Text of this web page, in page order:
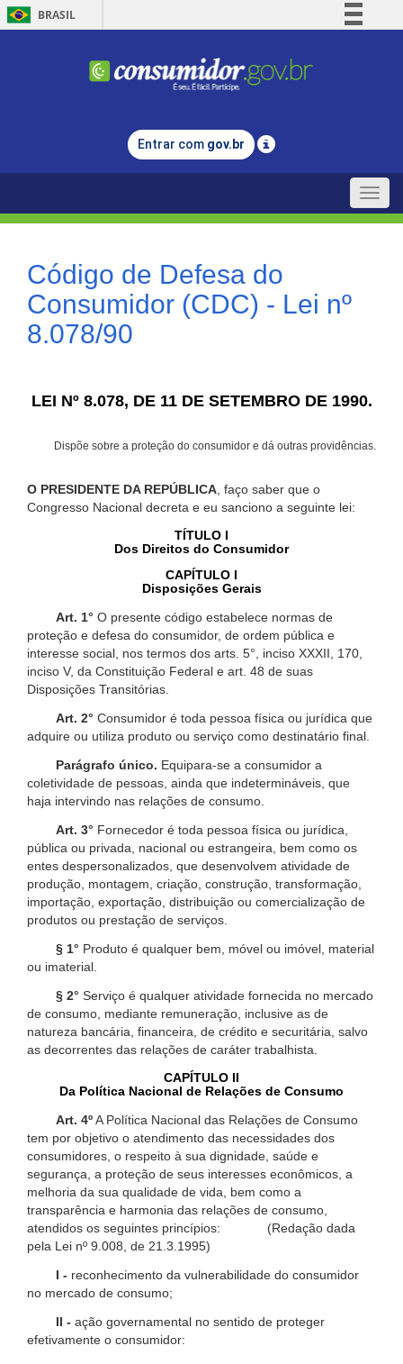
BRASIL
Comunica BR
Legislação
Entrar com gov.br
Toggle
Código de Defesa do
Consumidor (CDC) - Lei nº
8.078/90
LEI Nº 8.078, DE 11 DE SETEMBRO DE 1990.
Dispõe sobre a proteção do consumidor e dá outras providências.
O PRESIDENTE DA REPÚBLICA , faço saber que o
Congresso Nacional decreta e eu sanciono a seguinte lei:
TÍTULO I
Dos Direitos do Consumidor
CAPÍTULO I
Disposições Gerais
Art. 1° O presente código estabelece normas de
proteção e defesa do consumidor, de ordem pública e
interesse social, nos termos dos arts. 5°, inciso XXXII, 170,
inciso V, da Constituição Federal e art. 48 de suas
Disposições Transitórias.
Art. 2° Consumidor é toda pessoa física ou jurídica que
adquire ou utiliza produto ou serviço como destinatário final.
Parágrafo único. Equipara-se a consumidor a
coletividade de pessoas, ainda que indetermináveis, que
haja intervindo nas relações de consumo.
Art. 3° Fornecedor é toda pessoa física ou jurídica,
pública ou privada, nacional ou estrangeira, bem como os
entes despersonalizados, que desenvolvem atividade de
produção, montagem, criação, construção, transformação,
importação, exportação, distribuição ou comercialização de
produtos ou prestação de serviços.
§ 1° Produto é qualquer bem, móvel ou imóvel, material
ou imaterial.
§ 2° Serviço é qualquer atividade fornecida no mercado
de consumo, mediante remuneração, inclusive as de
natureza bancária, financeira, de crédito e securitária, salvo
as decorrentes das relações de caráter trabalhista.
CAPÍTULO II
Da Política Nacional de Relações de Consumo
Art. 4ºA Política Nacional das Relações de Consumo
tem por objetivo o atendimento das necessidades dos
consumidores, o respeito à sua dignidade, saúde e
segurança, a proteção de seus interesses econômicos, a
melhoria da sua qualidade de vida, bem como a
transparência e harmonia das relações de consumo,
atendidos os seguintes princípios: (Redação dada
pela Lei nº 9.008, de 21.3.1995)
I - reconhecimento da vulnerabilidade do consumidor
no mercado de consumo;
II - ação governamental no sentido de proteger
efetivamente o consumidor: